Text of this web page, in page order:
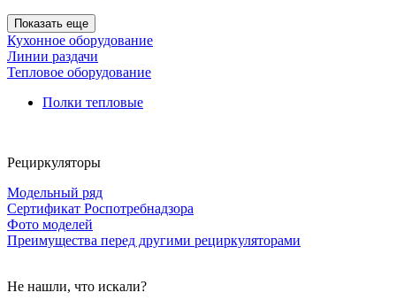
Показать еще
Кухонное оборудование
Линии раздачи
Тепловое оборудование
Полки тепловые
Рециркуляторы
Модельный ряд
Сертификат Роспотребнадзора
Фото моделей
Преимущества перед другими рециркуляторами
Не нашли, что искали?